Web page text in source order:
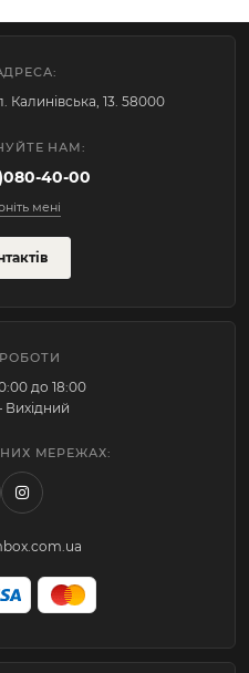
Калинівська, 13. 58000
НАМ:
40-00
мені
до 18:00
МЕРЕЖАХ: